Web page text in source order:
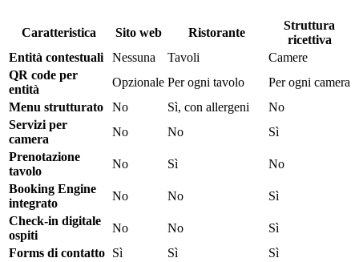
Caratteristica Sito web Ristorante
Struttura
ricettiva
Entità contestuali
Nessuna Tavoli
Camere
QR code per
entità
Opzionale Per ogni tavolo
Per ogni camera
Menu strutturato
No Sì, con allergeni
No
Servizi per
camera
No No
Sì
Prenotazione
tavolo
No Sì
No
Booking Engine
integrato
No No
Sì
Check-in digitale
ospiti
No No
Sì
Forms di contatto Sì Sì
Sì